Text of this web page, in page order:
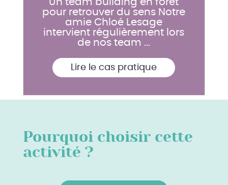
Un team building en foret
pour retrouver du sens Notre
amie Chloé Lesage
intervient régulièrement lors
de nos team ...
Lire le cas pratique
Pourquoi choisir cette
activité ?